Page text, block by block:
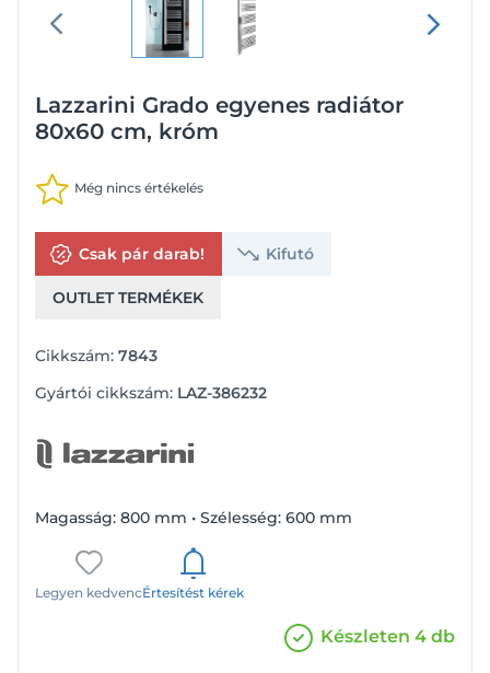
Lazzarini Grado egyenes radiátor
80x60 cm, króm
Még nincs értékelés
Csak pár darab! Kifutó
OUTLET TERMÉKEK
Cikkszám: 7843
Gyártói cikkszám: LAZ-386232
Magasság: 800 mm • Szélesség: 600 mm
Legyen kedvencÉrtesítést kérek
Készleten 4 db